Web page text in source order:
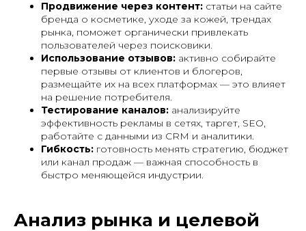
Продвижение через контент: статьи на сайте
бренда о косметике, уходе за кожей, трендах
рынка, поможет органически привлекать
пользователей через поисковики.
Использование отзывов: активно собирайте
первые отзывы от клиентов и блогеров,
размещайте их на всех платформах — это влияет
на решение потребителя.
Тестирование каналов: анализируйте
эффективность рекламы в сетях, таргет, SEO,
работайте с данными из CRM и аналитики.
Гибкость: готовность менять стратегию, бюджет
или канал продаж — важная способность в
быстро меняющейся индустрии.
Анализ рынка и целевой